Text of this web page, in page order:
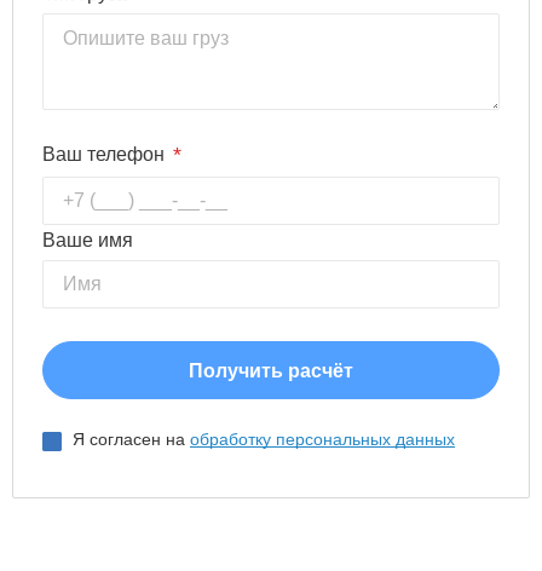
Ваш телефон *
Ваше имя
Я согласен на обработку персональных данных